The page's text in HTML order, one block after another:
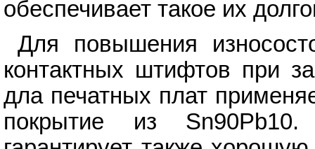
обеспечивает такое их
Для повышения
контактных штифтов при
дла печатных плат
покрытие из